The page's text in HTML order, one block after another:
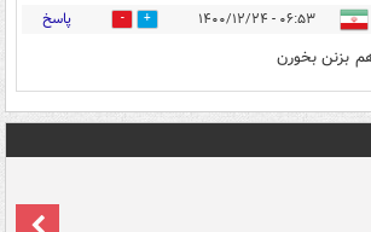
۰۶:۵۳ - ۱۴۰۰/۱۲/۲۴ 0 پاسخ
بزنن بخورن